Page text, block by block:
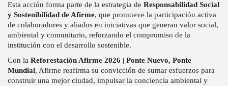
Esta acción forma parte de la estrategia de Responsabilidad Social
y Sostenibilidad de Afirme, que promueve la participación activa
de colaboradores y aliados en iniciativas que generan valor social,
ambiental y comunitario, reforzando el compromiso de la
institución con el desarrollo sostenible.
Con la Reforestación Afirme 2026 | Ponte Nuevo, Ponte
Mundial, Afirme reafirma su convicción de sumar esfuerzos para
construir una mejor ciudad, impulsar la conciencia ambiental y